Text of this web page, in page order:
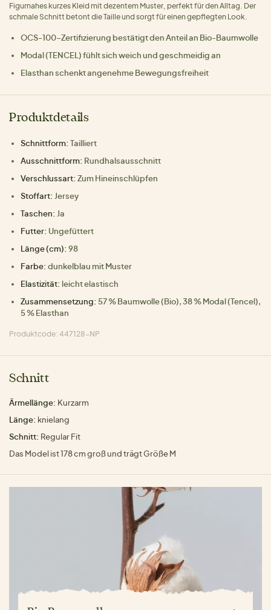
Figurnahes kurzes Kleid mit dezentem Muster, perfekt für den Alltag. Der
schmale Schnitt betont die Taille und sorgt für einen gepflegten Look.
OCS-100-Zertifizierung bestätigt den Anteil an Bio-Baumwolle
Modal (TENCEL) fühlt sich weich und geschmeidig an
Elasthan schenkt angenehme Bewegungsfreiheit
Produktdetails
Schnittform: Tailliert
Ausschnittform: Rundhalsausschnitt
Verschlussart: Zum Hineinschlüpfen
Stoffart: Jersey
Taschen: Ja
Futter: Ungefüttert
Länge (cm): 98
Farbe: dunkelblau mit Muster
Elastizität: leicht elastisch
Zusammensetzung: 57 % Baumwolle (Bio), 38 % Modal (Tencel),
5 % Elasthan
Produktcode: 447128-NP
Schnitt
Ärmellänge: Kurzarm
Länge: knielang
Schnitt: Regular Fit
Das Model ist 178 cm groß und trägt Größe M